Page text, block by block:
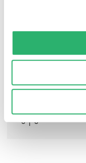
We werken samen
kunnen ontvangen
0|0